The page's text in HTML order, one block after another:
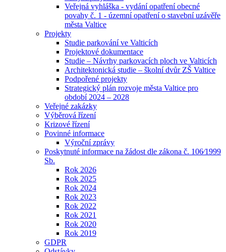
Veřejná vyhláška - vydání opatření obecné
povahy č. 1 - územní opatření o stavební uzávěře
města Valtice
Projekty
Studie parkování ve Valticích
Projektové dokumentace
Studie – Návrhy parkovacích ploch ve Valticích
Architektonická studie – školní dvůr ZŠ Valtice
Podpořené projekty
Strategický plán rozvoje města Valtice pro
období 2024 – 2028
Veřejné zakázky
Výběrová řízení
Krizové řízení
Povinné informace
Výroční zprávy
Poskytnuté informace na žádost dle zákona č. 106⁄1999
Sb.
Rok 2026
Rok 2025
Rok 2024
Rok 2023
Rok 2022
Rok 2021
Rok 2020
Rok 2019
GDPR